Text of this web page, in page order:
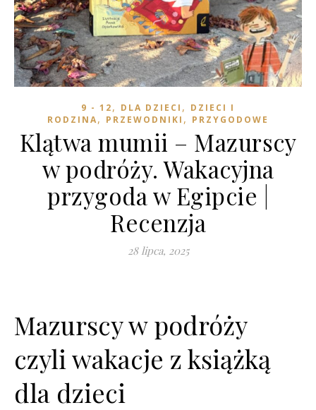
9 - 12, DLA DZIECI , DZIECI I
RODZINA, PRZEWODNIKI , PRZYGODOWE
Klątwa mumii – Mazurscy
w podróży. Wakacyjna
przygoda w Egipcie |
Recenzja
28 lipca, 2025
Mazurscy w podróży
czyli wakacje z książką
dla dzieci